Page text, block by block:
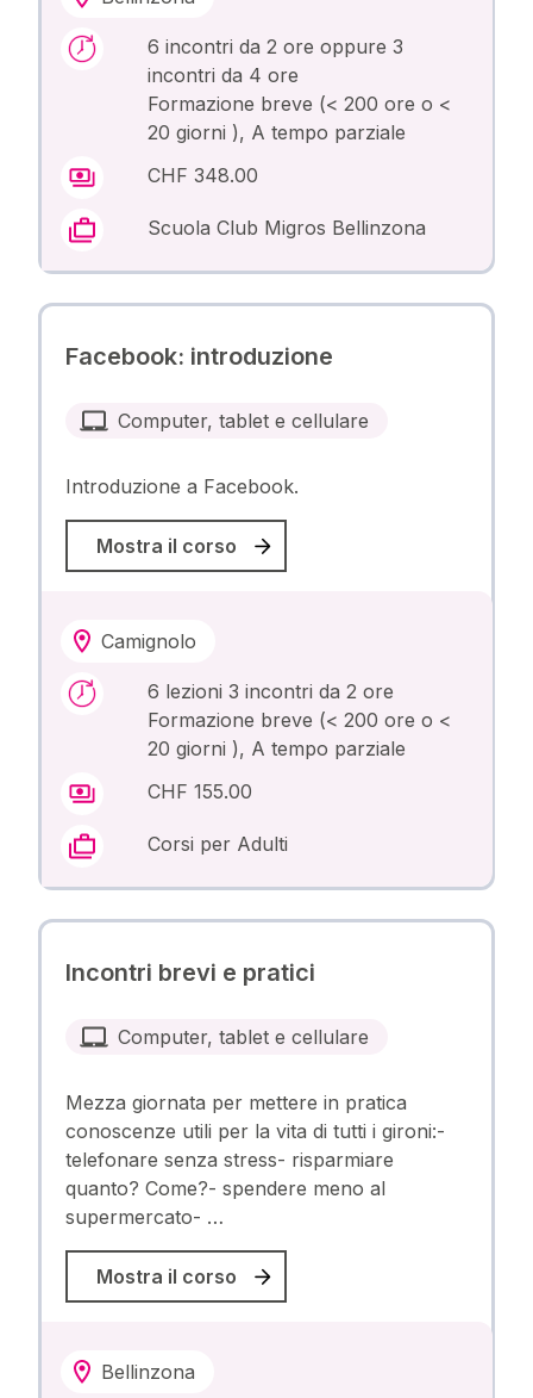
6 incontri da 2 ore oppure 3
incontri da 4 ore
Formazione breve (< 200 ore o <
20 giorni ), A tempo parziale
CHF 348.00
Scuola Club Migros Bellinzona
Facebook: introduzione
Computer, tablet e cellulare
Introduzione a Facebook.
Mostra il corso
Camignolo
6 lezioni 3 incontri da 2 ore
Formazione breve (< 200 ore o <
20 giorni ), A tempo parziale
CHF 155.00
Corsi per Adulti
Incontri brevi e pratici
Computer, tablet e cellulare
Mezza giornata per mettere in pratica
conoscenze utili per la vita di tutti i gironi:-
telefonare senza stress- risparmiare
quanto? Come?- spendere meno al
supermercato- …
Mostra il corso
Bellinzona